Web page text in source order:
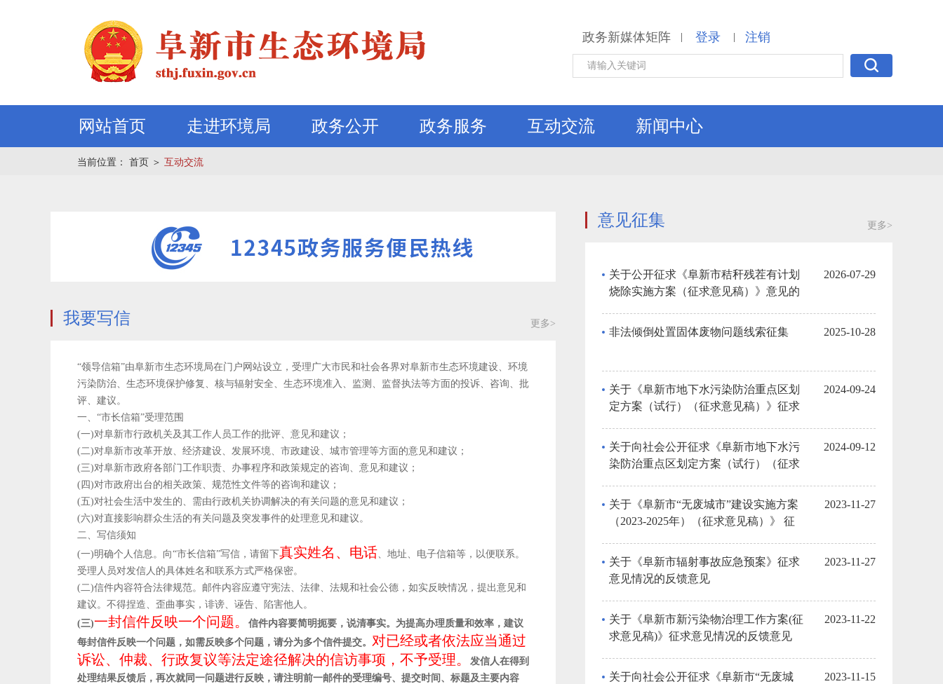
政务新媒体矩阵 | 登录 | 注销
网站首页 走进环境局 政务公开 政务服务 互动交流 新闻中心
当前位置： 首页 ＞ 互动交流
我要写信 更多>
“领导信箱”由阜新市生态环境局在门户网站设立，受理广大市民和社会各界对阜新市生态环境建设、环境
污染防治、生态环境保护修复、核与辐射安全、生态环境准入、监测、监督执法等方面的投诉、咨询、批
评、建议。
一、“市长信箱”受理范围
(一)对阜新市行政机关及其工作人员工作的批评、意见和建议；
(二)对阜新市改革开放、经济建设、发展环境、市政建设、城市管理等方面的意见和建议；
(三)对阜新市政府各部门工作职责、办事程序和政策规定的咨询、意见和建议；
(四)对市政府出台的相关政策、规范性文件等的咨询和建议；
(五)对社会生活中发生的、需由行政机关协调解决的有关问题的意见和建议；
(六)对直接影响群众生活的有关问题及突发事件的处理意见和建议。
二、写信须知
(一)明确个人信息。向“市长信箱”写信，请留下真实姓名、电话、地址、电子信箱等，以便联系。
受理人员对发信人的具体姓名和联系方式严格保密。
(二)信件内容符合法律规范。邮件内容应遵守宪法、法律、法规和社会公德，如实反映情况，提出意见和
建议。不得捏造、歪曲事实，诽谤、诬告、陷害他人。
(三)一封信件反映一个问题。
信件内容要简明扼要，说清事实。为提高办理质量和效率，建议
每封信件反映一个问题，如需反映多个问题，请分为多个信件提交。 对已经或者依法应当通过
诉讼、仲裁、行政复议等法定途径解决的信访事项，不予受理。
发信人在得到
处理结果反馈后，再次就同一问题进行反映，请注明前一邮件的受理编号、提交时间、标题及主要内容
意见征集 更多>
关于公开征求《阜新市秸秆残茬有计划
烧除实施方案（征求意见稿）》意见的
2026-07-29
非法倾倒处置固体废物问题线索征集 2025-10-28
关于《阜新市地下水污染防治重点区划
定方案（试行）（征求意见稿）》征求
2024-09-24
关于向社会公开征求《阜新市地下水污
染防治重点区划定方案（试行）（征求
2024-09-12
关于《阜新市“无废城市”建设实施方案
（2023-2025年）（征求意见稿）》 征
2023-11-27
关于《阜新市辐射事故应急预案》征求
意见情况的反馈意见
2023-11-27
关于《阜新市新污染物治理工作方案(征
求意见稿)》征求意见情况的反馈意见
2023-11-22
关于向社会公开征求《阜新市“无废城
2023-11-15